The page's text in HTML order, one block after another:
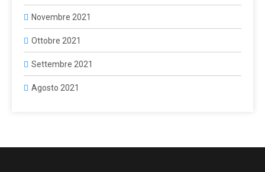
Novembre 2021
Ottobre 2021
Settembre 2021
Agosto 2021